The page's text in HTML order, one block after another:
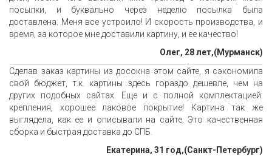
посылки, и буквально через неделю посылка была
доставлена. Меня все устроило! И скорость производства, и
время, за которое мне доставили картину, и ее качество!
Олег, 28 лет,(Мурманск)
Сделав заказ картины из досокна этом сайте, я сэкономила
свой бюджет, т.к. картины здесь гораздо дешевле, чем на
других подобных сайтах. Еще и с полной комплектацией:
крепления, хорошее лаковое покрытие! Картина так же
выглядела, как ее и описывали на сайте. Это качественная
сборка и быстрая доставка до СПБ.
Екатерина, 31 год,(Санкт-Петербург)